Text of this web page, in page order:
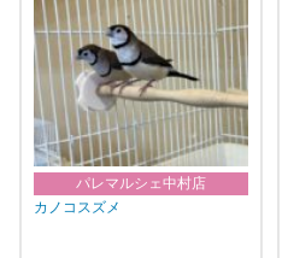
パレマルシェ中村店
カノコスズメ